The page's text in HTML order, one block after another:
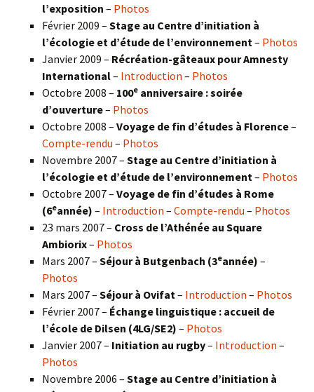
l’exposition – Photos
Février 2009 – Stage au Centre d’initiation à
l’écologie et d’étude de l’environnement – Photos
Janvier 2009 – Récréation-gâteaux pour Amnesty
International– Introduction – Photos
Octobre 2008 – 100e anniversaire : soirée
d’ouverture– Photos
Octobre 2008 – Voyage de fin d’études à Florence–
Compte-rendu – Photos
Novembre 2007 – Stage au Centre d’initiation à
l’écologie et d’étude de l’environnement – Photos
Octobre 2007 – Voyage de fin d’études à Rome
(6eannée) – Introduction – Compte-rendu – Photos
23 mars 2007 – Cross de l’Athénée au Square
Ambiorix– Photos
Mars 2007 – Séjour à Butgenbach (3eannée) –
Photos
Mars 2007 – Séjour à Ovifat – Introduction – Photos
Février 2007 – Échange linguistique : accueil de
l’école de Dilsen (4LG/SE2) – Photos
Janvier 2007 – Initiation au rugby– Introduction –
Photos
Novembre 2006 – Stage au Centre d’initiation à